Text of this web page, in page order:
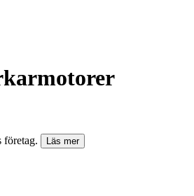
företag.
Läs mer